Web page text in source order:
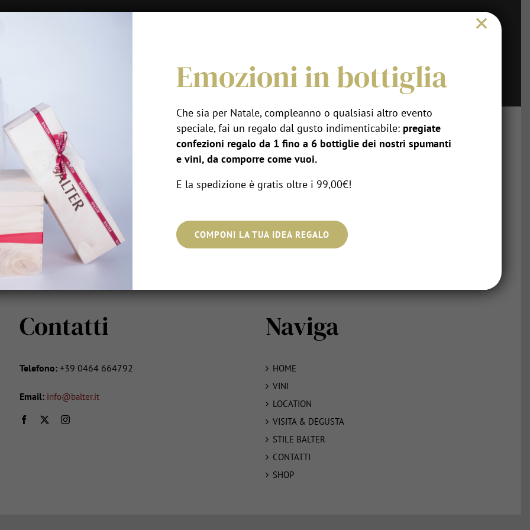
dettaglio.
Contatti
Telefono:+39 0464 664792
Email: info@balter.it
Naviga
HOME
VINI
LOCATION
VISITA & DEGUSTA
STILE BALTER
CONTATTI
SHOP
Emozioni in bottiglia
Che sia per Natale, compleanno o qualsiasi altro evento
speciale, fai un regalo dal gusto indimenticabile: pregiate
confezioni regalo da 1 fino a 6 bottiglie dei nostri spumanti
e vini, da comporre come vuoi.
E la spedizione è gratis oltre i 99,00€!
COMPONI LA TUA IDEA REGALO
×